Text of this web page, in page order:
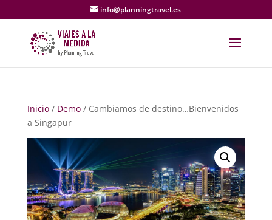
info@planningtravel.es
Inicio/ Demo/ Cambiamos de destino…Bienvenidos
a Singapur